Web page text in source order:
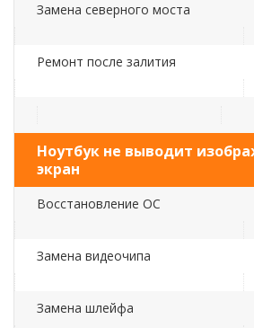
Замена северного моста
Ремонт после залития
Ноутбук не выводит
экран
Восстановление ОС
Замена видеочипа
Замена шлейфа